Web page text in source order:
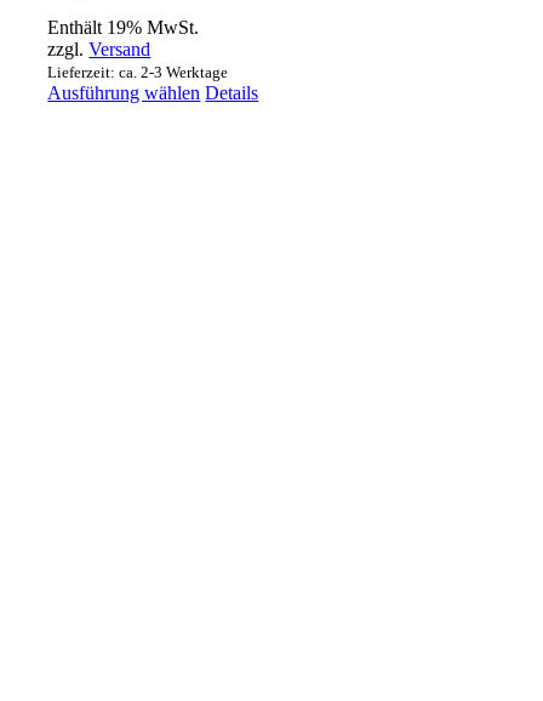
Enthält 19% MwSt.
zzgl.Versand
Lieferzeit: ca. 2-3 Werktage
Ausführung wählen Dieses
Details